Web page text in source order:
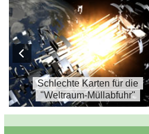
Schlechte Karten für die
"Weltraum-Müllabfuhr"